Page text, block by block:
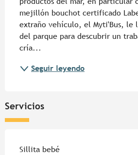
mejillón bouchot certificado
extraño vehículo, el Myti'Bus, le
del parque para descubrir un
cría...
Seguir leyendo
Servicios
Sillita bebé